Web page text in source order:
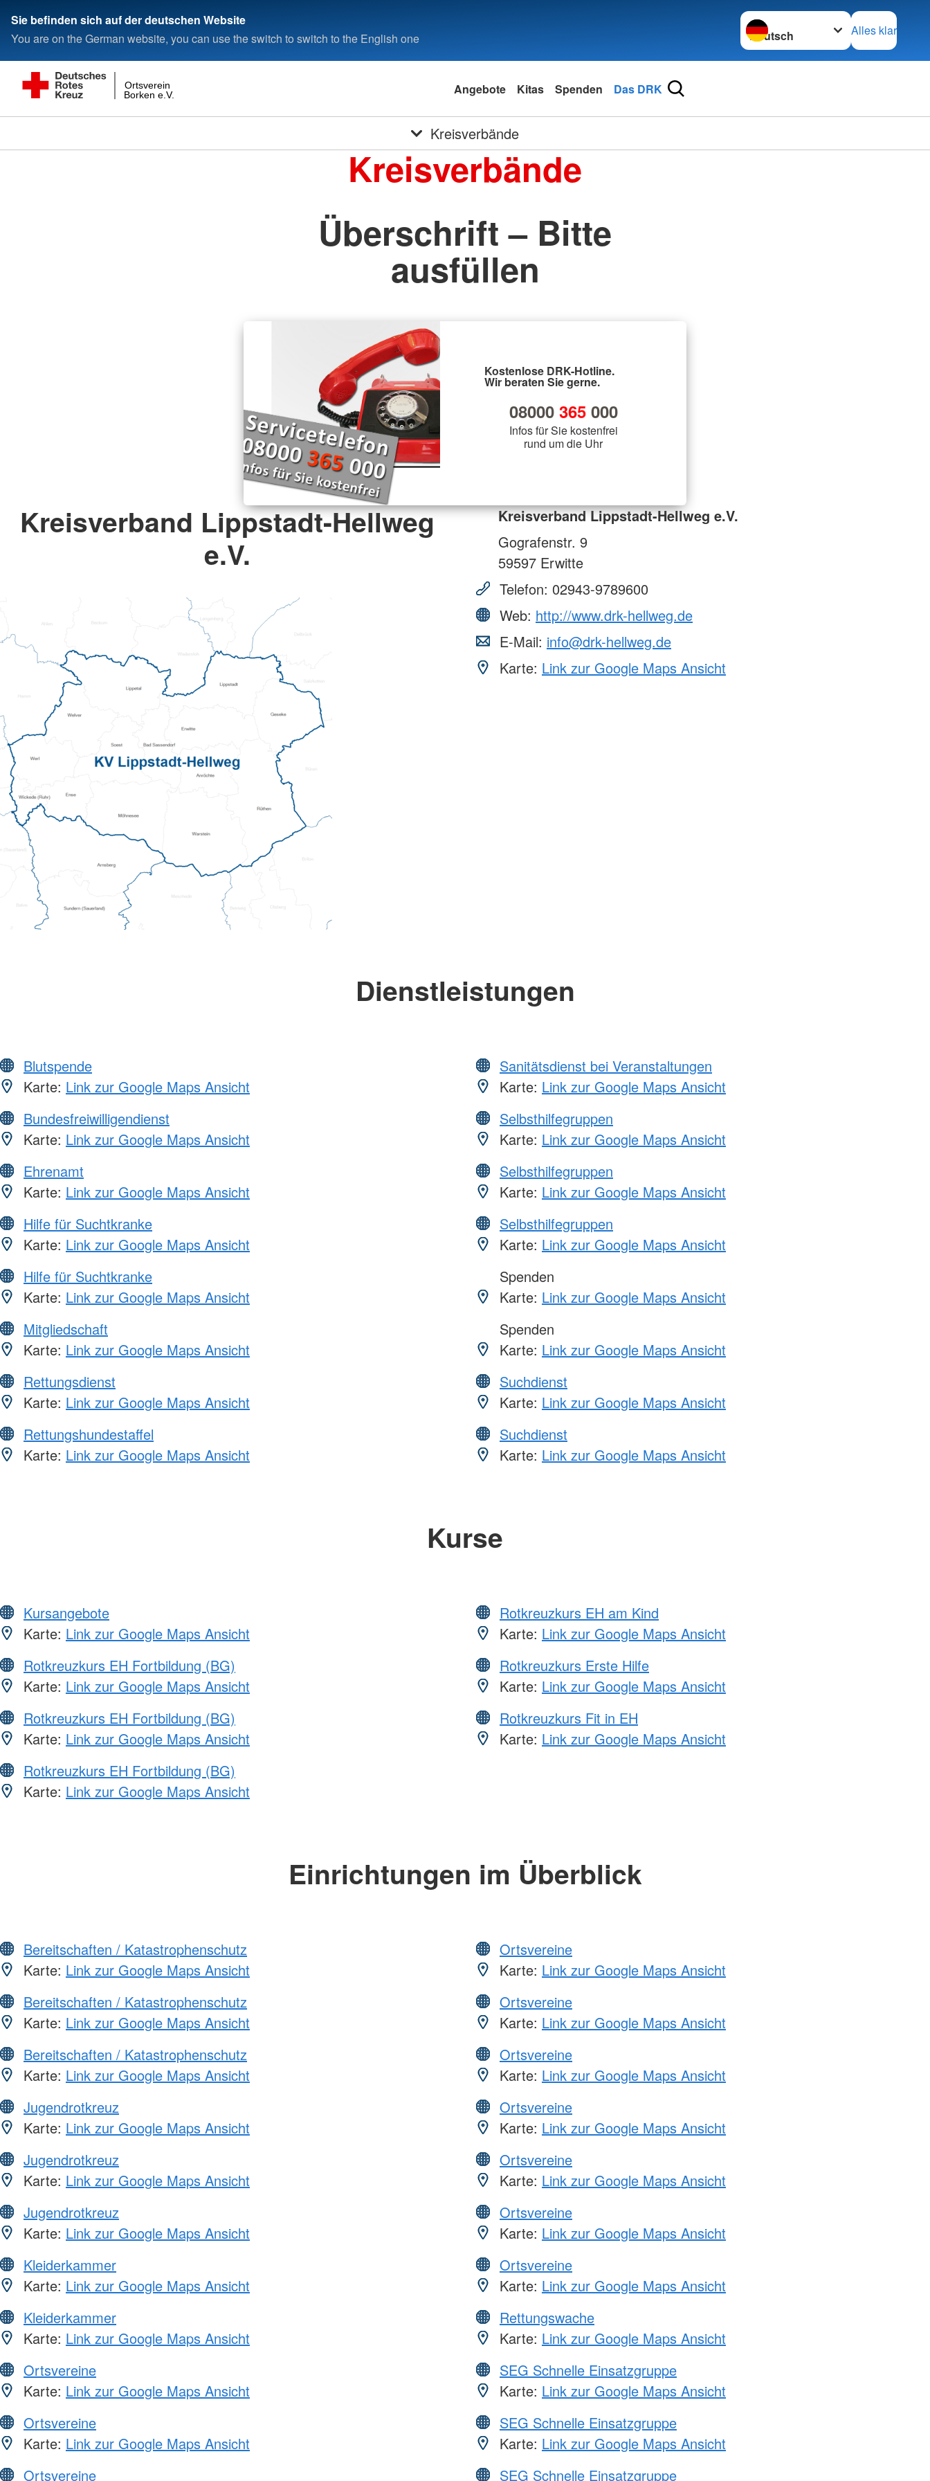
Sie befinden sich auf der deutschen Website
You are on the German website, you can use the switch to switch to the English one
Sprache wechseln zu
Alles klar
Borken e.V.
Ortsverein Angebote Kitas Spenden Das DRK
Kreisverbände
Kreisverbände
Überschrift – Bitte
ausfüllen
Kostenlose DRK-Hotline.
Wir beraten Sie gerne.
08000 365000
Infos für Sie kostenfrei
rund um die Uhr
Kreisverband Lippstadt-Hellweg
e.V.
Kreisverband Lippstadt-Hellweg e.V.
Gografenstr. 9
59597 Erwitte
Telefon: 02943-9789600
Web: http://www.drk-hellweg.de
E-Mail: info@drk-hellweg.de
Karte: Link zur Google Maps Ansicht
Dienstleistungen
Blutspende
Karte: Link zur Google Maps Ansicht
Bundesfreiwilligendienst
Karte: Link zur Google Maps Ansicht
Ehrenamt
Karte: Link zur Google Maps Ansicht
Hilfe für Suchtkranke
Karte: Link zur Google Maps Ansicht
Hilfe für Suchtkranke
Karte: Link zur Google Maps Ansicht
Mitgliedschaft
Karte: Link zur Google Maps Ansicht
Rettungsdienst
Karte: Link zur Google Maps Ansicht
Rettungshundestaffel
Karte: Link zur Google Maps Ansicht
Sanitätsdienst bei Veranstaltungen
Karte: Link zur Google Maps Ansicht
Selbsthilfegruppen
Karte: Link zur Google Maps Ansicht
Selbsthilfegruppen
Karte: Link zur Google Maps Ansicht
Selbsthilfegruppen
Karte: Link zur Google Maps Ansicht
Spenden
Karte: Link zur Google Maps Ansicht
Spenden
Karte: Link zur Google Maps Ansicht
Suchdienst
Karte: Link zur Google Maps Ansicht
Suchdienst
Karte: Link zur Google Maps Ansicht
Kurse
Kursangebote
Karte: Link zur Google Maps Ansicht
Rotkreuzkurs EH Fortbildung (BG)
Karte: Link zur Google Maps Ansicht
Rotkreuzkurs EH Fortbildung (BG)
Karte: Link zur Google Maps Ansicht
Rotkreuzkurs EH Fortbildung (BG)
Karte: Link zur Google Maps Ansicht
Rotkreuzkurs EH am Kind
Karte: Link zur Google Maps Ansicht
Rotkreuzkurs Erste Hilfe
Karte: Link zur Google Maps Ansicht
Rotkreuzkurs Fit in EH
Karte: Link zur Google Maps Ansicht
Einrichtungen im Überblick
Bereitschaften / Katastrophenschutz
Karte: Link zur Google Maps Ansicht
Bereitschaften / Katastrophenschutz
Karte: Link zur Google Maps Ansicht
Bereitschaften / Katastrophenschutz
Karte: Link zur Google Maps Ansicht
Jugendrotkreuz
Karte: Link zur Google Maps Ansicht
Jugendrotkreuz
Karte: Link zur Google Maps Ansicht
Jugendrotkreuz
Karte: Link zur Google Maps Ansicht
Kleiderkammer
Karte: Link zur Google Maps Ansicht
Kleiderkammer
Karte: Link zur Google Maps Ansicht
Ortsvereine
Karte: Link zur Google Maps Ansicht
Ortsvereine
Karte: Link zur Google Maps Ansicht
Ortsvereine
Ortsvereine
Karte: Link zur Google Maps Ansicht
Ortsvereine
Karte: Link zur Google Maps Ansicht
Ortsvereine
Karte: Link zur Google Maps Ansicht
Ortsvereine
Karte: Link zur Google Maps Ansicht
Ortsvereine
Karte: Link zur Google Maps Ansicht
Ortsvereine
Karte: Link zur Google Maps Ansicht
Ortsvereine
Karte: Link zur Google Maps Ansicht
Rettungswache
Karte: Link zur Google Maps Ansicht
SEG Schnelle Einsatzgruppe
Karte: Link zur Google Maps Ansicht
SEG Schnelle Einsatzgruppe
Karte: Link zur Google Maps Ansicht
SEG Schnelle Einsatzgruppe